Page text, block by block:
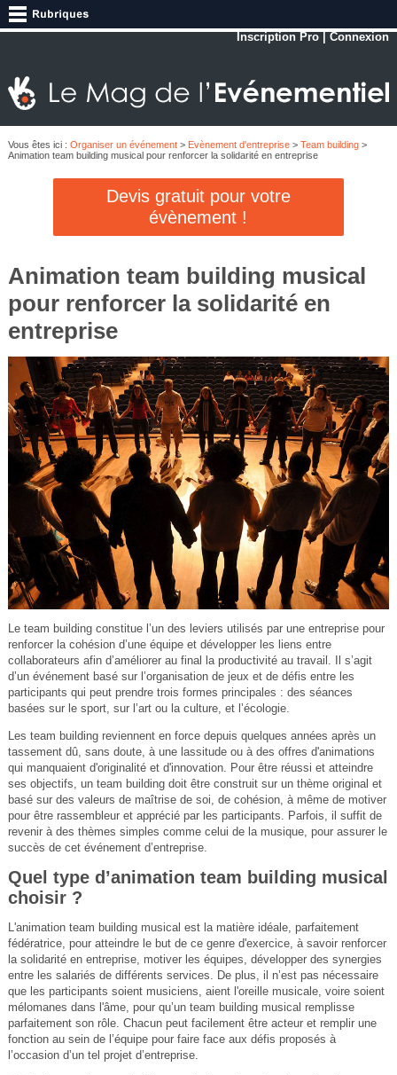
Inscription Pro |Connexion
Vous êtes ici : Organiser un événement> Evènement d'entreprise> Team building>
Animation team building musical pour renforcer la solidarité en entreprise
Devis gratuit pour votre
évènement !
Animation team building musical
pour renforcer la solidarité en
entreprise
Le team building constitue l’un des leviers utilisés par une entreprise pour
renforcer la cohésion d’une équipe et développer les liens entre
collaborateurs afin d’améliorer au final la productivité au travail. Il s’agit
d’un événement basé sur l’organisation de jeux et de défis entre les
participants qui peut prendre trois formes principales : des séances
basées sur le sport, sur l’art ou la culture, et l’écologie.
Les team building reviennent en force depuis quelques années après un
tassement dû, sans doute, à une lassitude ou à des offres d'animations
qui manquaient d'originalité et d'innovation. Pour être réussi et atteindre
ses objectifs, un team building doit être construit sur un thème original et
basé sur des valeurs de maîtrise de soi, de cohésion, à même de motiver
pour être rassembleur et apprécié par les participants. Parfois, il suffit de
revenir à des thèmes simples comme celui de la musique, pour assurer le
succès de cet événement d’entreprise.
Quel type d’animation team building musical
choisir ?
L'animation team building musical est la matière idéale, parfaitement
fédératrice, pour atteindre le but de ce genre d'exercice, à savoir renforcer
la solidarité en entreprise, motiver les équipes, développer des synergies
entre les salariés de différents services. De plus, il n’est pas nécessaire
que les participants soient musiciens, aient l'oreille musicale, voire soient
mélomanes dans l'âme, pour qu’un team building musical remplisse
parfaitement son rôle. Chacun peut facilement être acteur et remplir une
fonction au sein de l’équipe pour faire face aux défis proposés à
l’occasion d’un tel projet d’entreprise.